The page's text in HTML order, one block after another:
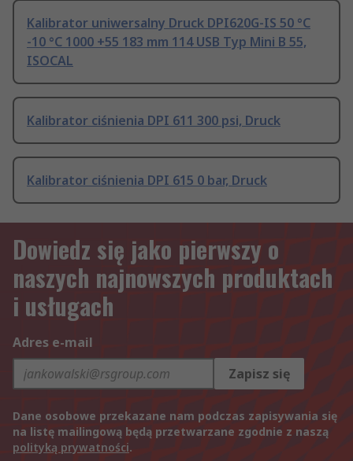
Kalibrator uniwersalny Druck DPI620G-IS 50 °C
-10 °C 1000 +55 183 mm 114 USB Typ Mini B 55,
ISOCAL
Kalibrator ciśnienia DPI 611 300 psi, Druck
Kalibrator ciśnienia DPI 615 0 bar, Druck
Dowiedz się jako pierwszy o
naszych najnowszych produktach
i usługach
Adres e-mail
Zapisz się
Dane osobowe przekazane nam podczas zapisywania się
na listę mailingową będą przetwarzane zgodnie z naszą
polityką prywatności.